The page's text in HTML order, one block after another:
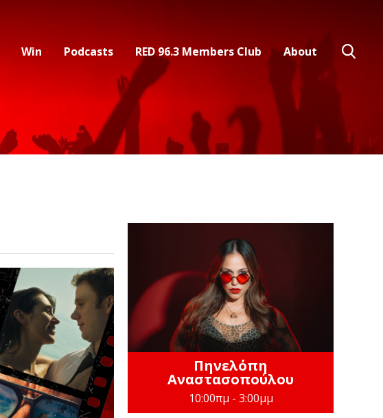
Win Podcasts RED 96.3 Members Club About
Πηνελόπη
Αναστασοπούλου
10:00πμ - 3:00μμ